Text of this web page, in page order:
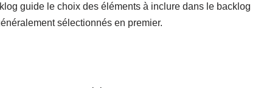
guide le choix des éléments à inclure dans le backlog
sélectionnés en premier.